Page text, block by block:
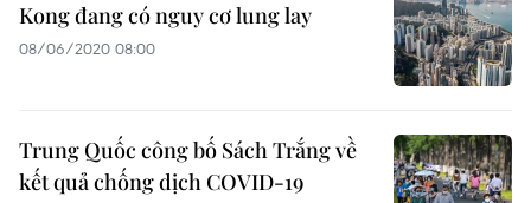
Kong đang có nguy cơ lung lay
08/06/2020 08:00
Trung Quốc công bố Sách Trắng về
kết quả chống dịch COVID-19